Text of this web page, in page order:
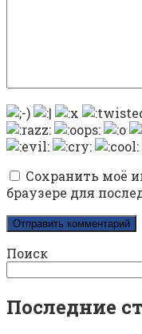
Сохранить моё
браузере для
Поиск
Последние